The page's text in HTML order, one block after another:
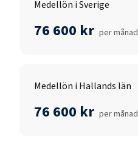
Medellön i Sverige
76 600 kr per månad
Medellön i Hallands län
76 600 kr per månad